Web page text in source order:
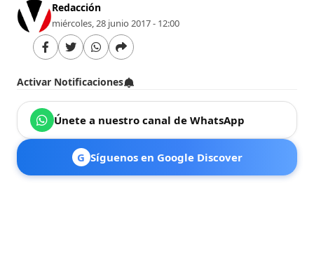
Redacción
miércoles, 28 junio 2017 - 12:00
Activar Notificaciones
Únete a nuestro canal de WhatsApp
G Síguenos en Google Discover